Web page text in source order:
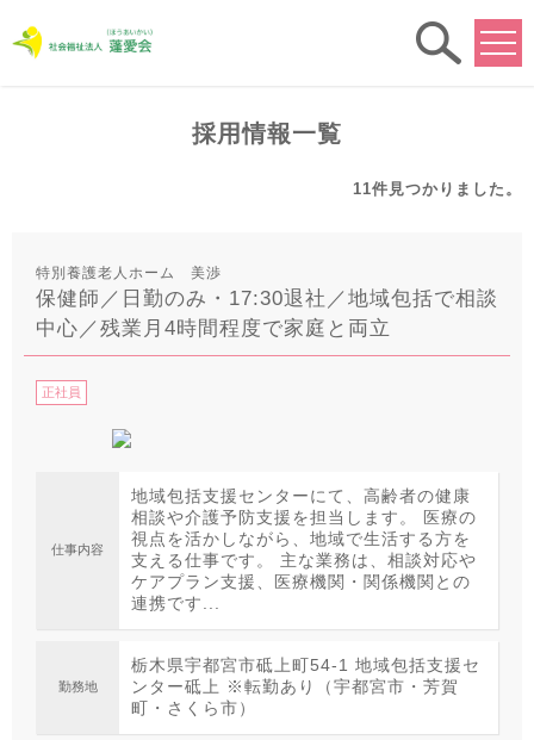
採用情報一覧
11件 見つかりました。
特別養護老人ホーム 美渉
保健師／日勤のみ・17:30退社／地域包括で相談
中心／残業月4時間程度で家庭と両立
正社員
仕事内容
地域包括支援センターにて、高齢者の健康
相談や介護予防支援を担当します。 医療の
視点を活かしながら、地域で生活する方を
支える仕事です。 主な業務は、相談対応や
ケアプラン支援、医療機関・関係機関との
連携です...
勤務地
栃木県宇都宮市砥上町54-1 地域包括支援セ
ンター砥上 ※転勤あり（宇都宮市・芳賀
町・さくら市）